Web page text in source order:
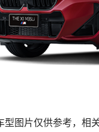
型图片仅供参考，相